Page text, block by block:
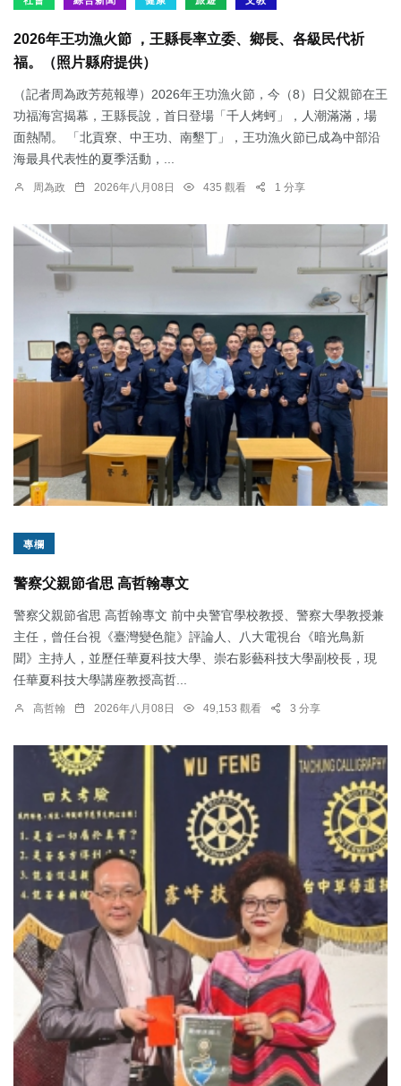
2026年王功漁火節 ，王縣長率立委、鄉長、各級民代祈
福。（照片縣府提供）
（記者周為政芳苑報導）2026年王功漁火節，今（8）日父親節在王
功福海宮揭幕，王縣長說，首日登場「千人烤蚵」，人潮滿滿，場
面熱鬧。 「北貢寮、中王功、南墾丁」，王功漁火節已成為中部沿
海最具代表性的夏季活動，...
周為政 2026年八月08日 435 觀看 1 分享
專欄
警察父親節省思 高哲翰專文
警察父親節省思 高哲翰專文 前中央警官學校教授、警察大學教授兼
主任，曾任台視《臺灣變色龍》評論人、八大電視台《暗光鳥新
聞》主持人，並歷任華夏科技大學、崇右影藝科技大學副校長，現
任華夏科技大學講座教授高哲...
高哲翰 2026年八月08日 49,153 觀看 3 分享